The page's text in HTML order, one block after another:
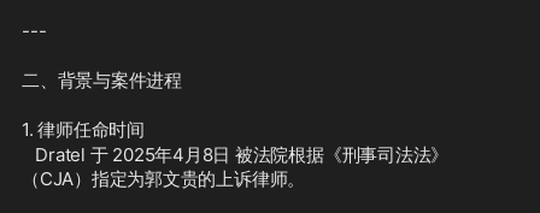
---
二、背景与案件进程
1. 律师任命时间
（CJA）指定为郭文贵的上诉律师。